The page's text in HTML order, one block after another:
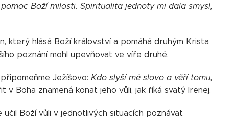
Boží milosti. Spiritualita jednoty mi dala smysl,
který hlásá Boží království a pomáhá druhým Krista
poznání mohl upevňovat ve víře druhé.
Ježíšovo: Kdo slyší mé slovo a věří tomu,
v Boha znamená konat jeho vůli, jak říká svatý Irenej.
Boží vůli v jednotlivých situacích poznávat